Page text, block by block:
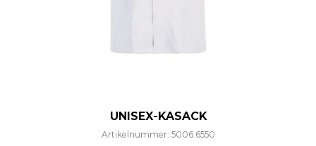
UNISEX-KASACK
Artikelnummer: 5006.6550